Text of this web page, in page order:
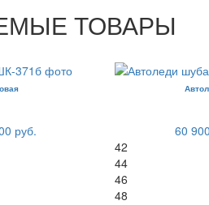
ТОВАРЫ
руб.
60
42
44
46
48